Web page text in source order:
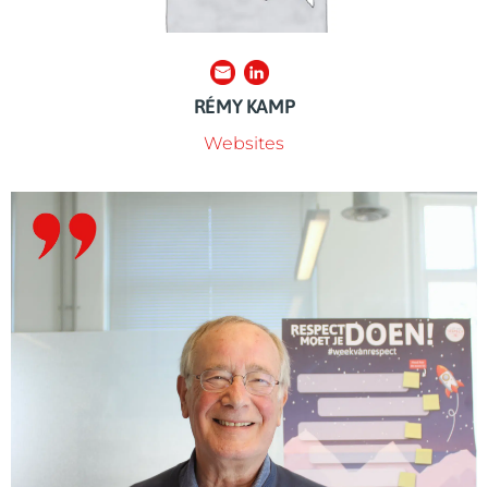
RÉMY KAMP
Websites
Dolf (aka Oom Dolf) is onze senior educatiespecialist. Hij
heeft meerdere nationale en internationale projecten met
ons opgezet vanuit zijn onuitputtelijke passie voor
onderwijs. Dolf adviseert waar nodig over
educatievraagstukken.